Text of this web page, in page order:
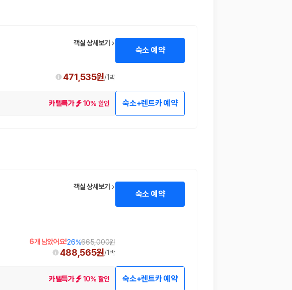
객실 상세보기
471,535원/1박
숙소 예약
카텔특가 10% 할인 숙소+렌트카 예약
객실 상세보기
6개 남았어요!26%665,000원
488,565원/1박
숙소 예약
카텔특가 10% 할인 숙소+렌트카 예약